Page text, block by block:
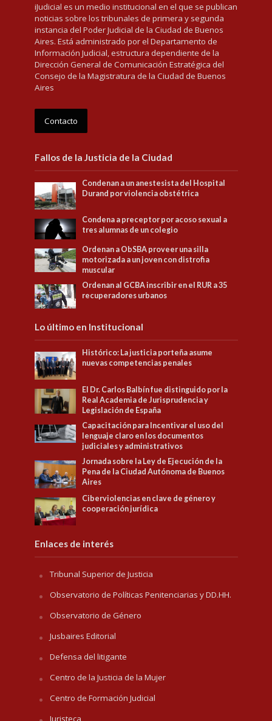
iJudicial es un medio institucional en el que se publican
noticias sobre los tribunales de primera y segunda
instancia del Poder Judicial de la Ciudad de Buenos
Aires. Está administrado por el Departamento de
Información Judicial, estructura dependiente de la
Dirección General de Comunicación Estratégica del
Consejo de la Magistratura de la Ciudad de Buenos
Aires
Contacto
Fallos de la Justicia de la Ciudad
Condenan a un anestesista del Hospital
Durand por violencia obstétrica
Condena a preceptor por acoso sexual a
tres alumnas de un colegio
Ordenan a ObSBA proveer una silla
motorizada a un joven con distrofia
muscular
Ordenan al GCBA inscribir en el RUR a 35
recuperadores urbanos
Lo último en Institucional
Histórico: La justicia porteña asume
nuevas competencias penales
El Dr. Carlos Balbín fue distinguido por la
Real Academia de Jurisprudencia y
Legislación de España
Capacitación para Incentivar el uso del
lenguaje claro en los documentos
judiciales y administrativos
Jornada sobre la Ley de Ejecución de la
Pena de la Ciudad Autónoma de Buenos
Aires
Ciberviolencias en clave de género y
cooperación jurídica
Enlaces de interés
Tribunal Superior de Justicia
Observatorio de Políticas Penitenciarias y DD.HH.
Observatorio de Género
Jusbaires Editorial
Defensa del litigante
Centro de la Justicia de la Mujer
Centro de Formación Judicial
Juristeca